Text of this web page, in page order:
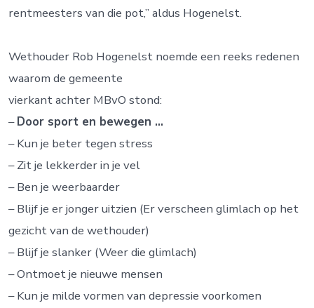
rentmeesters van die pot,” aldus Hogenelst.
Wethouder Rob Hogenelst noemde een reeks redenen
waarom de gemeente
vierkant achter MBvO stond:
–Door sport en bewegen …
– Kun je beter tegen stress
– Zit je lekkerder in je vel
– Ben je weerbaarder
– Blijf je er jonger uitzien (Er verscheen glimlach op het
gezicht van de wethouder)
– Blijf je slanker (Weer die glimlach)
– Ontmoet je nieuwe mensen
– Kun je milde vormen van depressie voorkomen